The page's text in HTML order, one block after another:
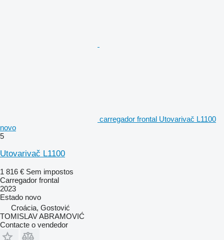
carregador frontal Utovarivač L1100
novo
5
Utovarivač L1100
1 816 € Sem impostos
Carregador frontal
2023
Estado novo
Croácia, Gostović
TOMISLAV ABRAMOVIĆ
Contacte o vendedor